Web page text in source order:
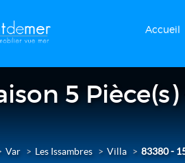
Accueil
5 Pièce(s)
Var Les Issambres Villa 83380 -